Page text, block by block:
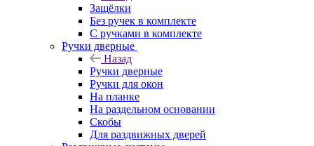
Защёлки
Без ручек в комплекте
С ручками в комплекте
Ручки дверные
Назад
Ручки дверные
Ручки для окон
На планке
На раздельном основании
Скобы
Для раздвижных дверей